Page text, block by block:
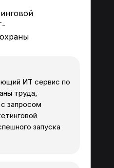
ИТ сервис по
труда,
запросом
запуска